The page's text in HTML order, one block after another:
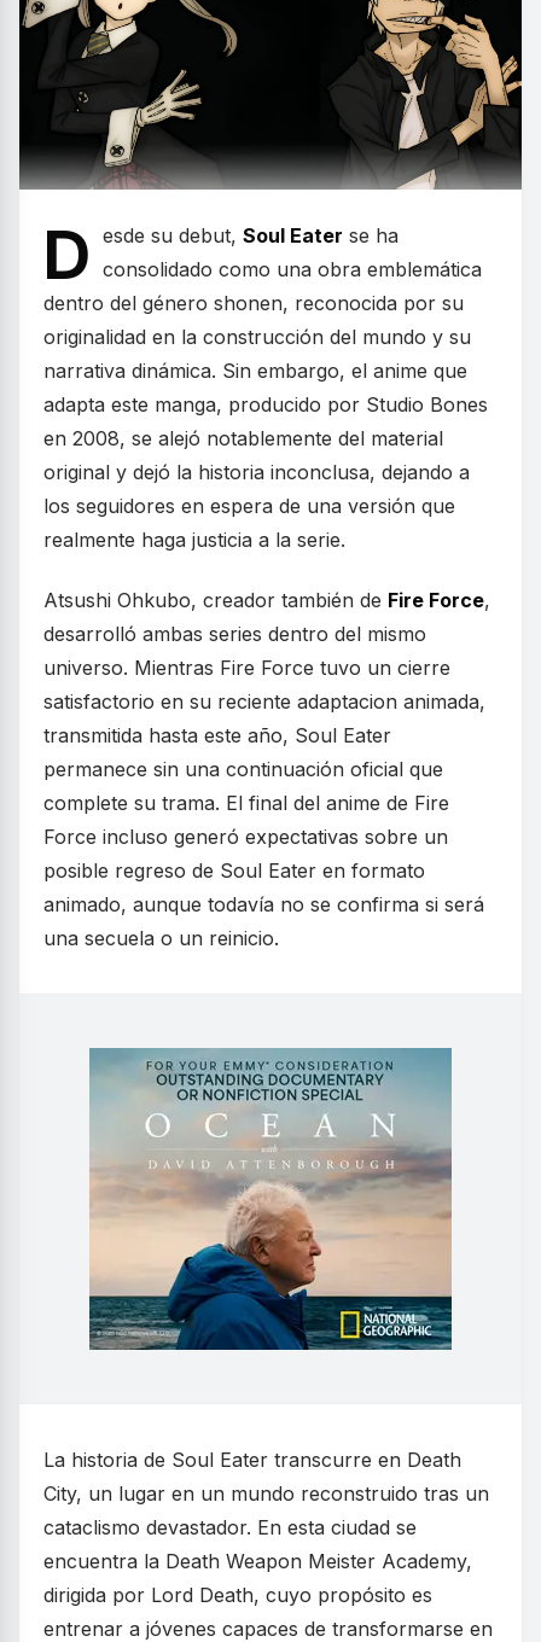
D esde su debut, Soul Eater se ha
consolidado como una obra emblemática
dentro del género shonen, reconocida por su
originalidad en la construcción del mundo y su
narrativa dinámica. Sin embargo, el anime que
adapta este manga, producido por Studio Bones
en 2008, se alejó notablemente del material
original y dejó la historia inconclusa, dejando a
los seguidores en espera de una versión que
realmente haga justicia a la serie.
Atsushi Ohkubo, creador también de Fire Force,
desarrolló ambas series dentro del mismo
universo. Mientras Fire Force tuvo un cierre
satisfactorio en su reciente adaptacion animada,
transmitida hasta este año, Soul Eater
permanece sin una continuación oficial que
complete su trama. El final del anime de Fire
Force incluso generó expectativas sobre un
posible regreso de Soul Eater en formato
animado, aunque todavía no se confirma si será
una secuela o un reinicio.
La historia de Soul Eater transcurre en Death
City, un lugar en un mundo reconstruido tras un
cataclismo devastador. En esta ciudad se
encuentra la Death Weapon Meister Academy,
dirigida por Lord Death, cuyo propósito es
entrenar a jóvenes capaces de transformarse en